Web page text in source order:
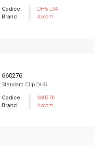
Codice
DH5-L04
Brand
Ascom
660276
Standard Clip DH5
Codice
660276
Brand
Ascom